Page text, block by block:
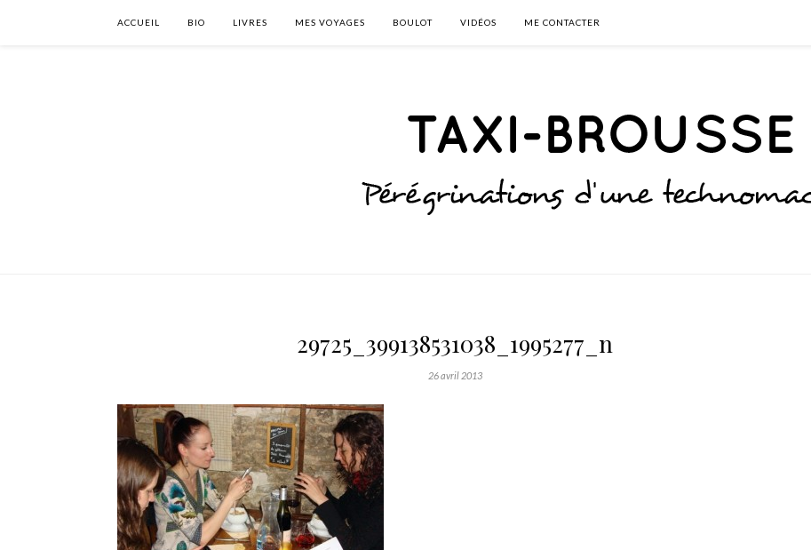
ACCUEIL BIO LIVRES MES VOYAGES BOULOT VIDÉOS ME CONTACTER
29725_399138531038_1995277_n
26 avril 2013